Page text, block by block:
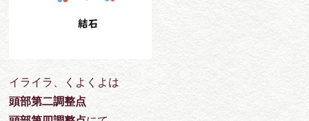
イライラ、くよくよは
頭部第二調整点